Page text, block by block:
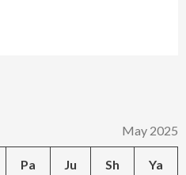
May 2025
Pa Ju Sh Ya